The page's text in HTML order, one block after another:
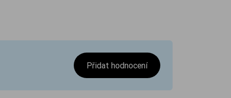
Přidat hodnocení